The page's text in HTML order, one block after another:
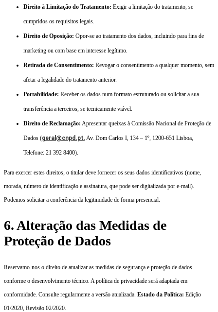
Direito à Limitação do Tratamento: Exigir a limitação do tratamento, se
cumpridos os requisitos legais.
Direito de Oposição: Opor-se ao tratamento dos dados, incluindo para fins de
marketing ou com base em interesse legítimo.
Retirada de Consentimento: Revogar o consentimento a qualquer momento, sem
afetar a legalidade do tratamento anterior.
Portabilidade: Receber os dados num formato estruturado ou solicitar a sua
transferência a terceiros, se tecnicamente viável.
Direito de Reclamação: Apresentar queixas à Comissão Nacional de Proteção de
Dados (geral@cnpd.pt, Av. Dom Carlos I, 134 – 1º, 1200-651 Lisboa,
Telefone: 21 392 8400).
Para exercer estes direitos, o titular deve fornecer os seus dados identificativos (nome,
morada, número de identificação e assinatura, que pode ser digitalizada por e-mail).
Podemos solicitar a conferência da legitimidade de forma presencial.
6. Alteração das Medidas de
Proteção de Dados
Reservamo-nos o direito de atualizar as medidas de segurança e proteção de dados
conforme o desenvolvimento técnico. A política de privacidade será adaptada em
conformidade. Consulte regularmente a versão atualizada. Estado da Política: Edição
01/2020, Revisão 02/2020.